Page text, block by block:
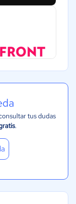
tus dudas
.